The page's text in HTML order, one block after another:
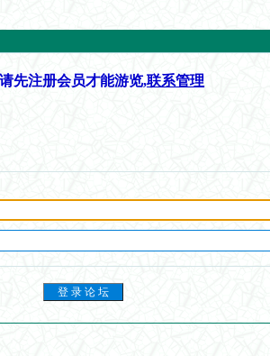
先注册会员才能游览,联系管理